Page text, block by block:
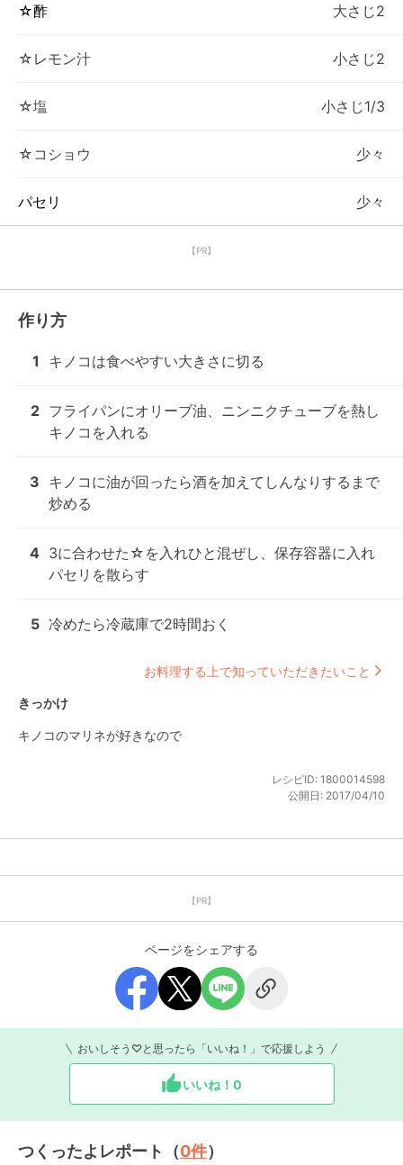
☆酢 大さじ2
☆レモン汁 小さじ2
☆塩 小さじ1/3
☆コショウ 少々
パセリ 少々
【PR】
作り方
1 キノコは食べやすい大きさに切る
2 フライパンにオリーブ油、ニンニクチューブを熱し
キノコを入れる
3 キノコに油が回ったら酒を加えてしんなりするまで
炒める
4 3に合わせた☆を入れひと混ぜし、保存容器に入れ
パセリを散らす
5 冷めたら冷蔵庫で2時間おく
お料理する上で知っていただきたいこと
きっかけ
キノコのマリネが好きなので
レシピID: 1800014598
公開日: 2017/04/10
【PR】
ページをシェアする
おいしそう♡と思ったら「いいね！」で応援しよう
いいね！ 0
つくったよレポート（0件）